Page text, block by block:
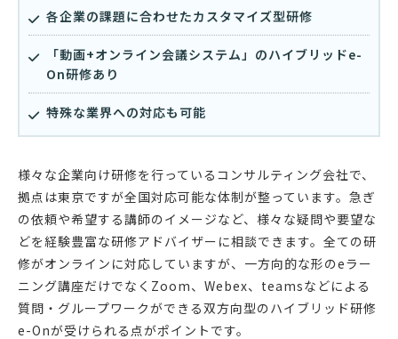
各企業の課題に合わせたカスタマイズ型研修
「動画+オンライン会議システム」のハイブリッドe-
On研修あり
特殊な業界への対応も可能
様々な企業向け研修を行っているコンサルティング会社で、
拠点は東京ですが全国対応可能な体制が整っています。急ぎ
の依頼や希望する講師のイメージなど、様々な疑問や要望な
どを経験豊富な研修アドバイザーに相談できます。全ての研
修がオンラインに対応していますが、一方向的な形のeラー
ニング講座だけでなくZoom、Webex、teamsなどによる
質問・グループワークができる双方向型のハイブリッド研修
e-Onが受けられる点がポイントです。